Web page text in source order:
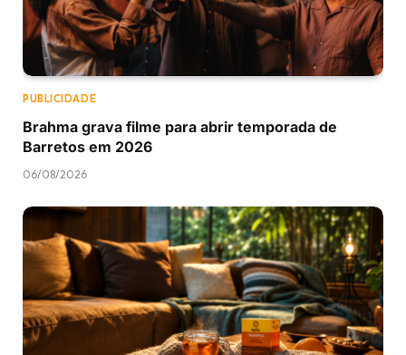
PUBLICIDADE
Brahma grava filme para abrir temporada de
Barretos em 2026
06/08/2026